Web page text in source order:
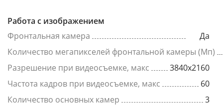
Работа с изображением
Фронтальная камера
Да
Количество мегапикселей фронтальной камеры (Мп)
Разрешение при видеосъемке, макс
3840x2160
Частота кадров при видеосъемке, макс
60
Количество основных камер
3